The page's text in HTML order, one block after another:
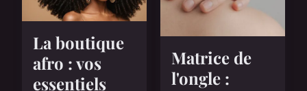
La boutique
afro : vos
essentiels
Matrice de
l'ongle :